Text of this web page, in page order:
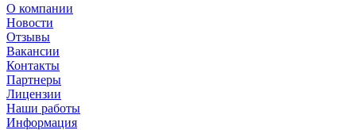
О компании
Новости
Отзывы
Вакансии
Контакты
Партнеры
Лицензии
Наши работы
Информация